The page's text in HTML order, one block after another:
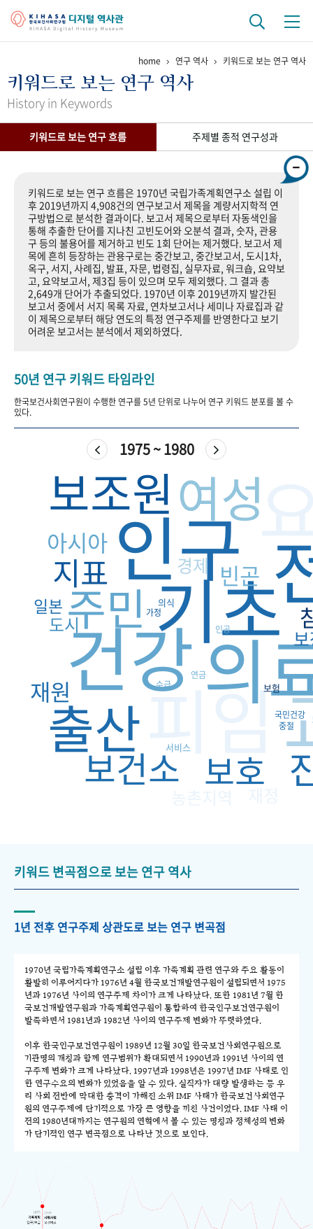
걸어온 길 기관 변천사 역대 기관장
연구 역사
기록물 아카이브
사진 아카이브 문서 기록물 행정박물 영상 기록물
+1주년 기념
성과 50선 숫자로 보는 50년 50+1주년 광장
세계와 함께 한 KIHASA
VR 역사관
home 연구 역사 키워드로 보는 연구 역사
키워드로 보는 연구 역사
History in Keywords
키워드로 보는 연구 흐름 주제별 종적 연구성과
키워드로 보는 연구 흐름은 1970년 국립가족계획연구소 설립 이
후 2019년까지 4,908건의 연구보고서 제목을 계량서지학적 연
구방법으로 분석한 결과이다. 보고서 제목으로부터 자동색인을
통해 추출한 단어를 지나친 고빈도어와 오분석 결과, 숫자, 관용
구 등의 불용어를 제거하고 빈도 1회 단어는 제거했다. 보고서 제
목에 흔히 등장하는 관용구로는 중간보고, 중간보고서, 도시1차,
옥구, 서지, 사례집, 발표, 자문, 법령집, 실무자료, 워크숍, 요약보
고, 요약보고서, 제3집 등이 있으며 모두 제외했다. 그 결과 총
2,649개 단어가 추출되었다. 1970년 이후 2019년까지 발간된
보고서 중에서 서지 목록 자료, 연차보고서나 세미나 자료집과 같
이 제목으로부터 해당 연도의 특정 연구주제를 반영한다고 보기
어려운 보고서는 분석에서 제외하였다.
50년 연구 키워드 타임라인
한국보건사회연구원이 수행한 연구를 5년 단위로 나누어 연구 키워드 분포를 볼 수
있다.
1975 ~ 1980
인구
의
기초
피임
건강
출산
여성
보조원
주민
보건소 보호
지표
아시아
빈곤
재원
경제
도시
일본
서비스
보험
의식
가정
연금
국민건강
수급
인공
중절
키워드 변곡점으로 보는 연구 역사
1년 전후 연구주제 상관도로 보는 연구 변곡점
1970년 국립가족계획연구소 설립 이후 가족계획 관련 연구와 주요 활동이
활발히 이루어지다가 1976년 4월 한국보건개발연구원이 설립되면서 1975
년과 1976년 사이의 연구주제 차이가 크게 나타났다. 또한 1981년 7월 한
국보건개발연구원과 가족계획연구원이 통합하여 한국인구보건연구원이
발족하면서 1981년과 1982년 사이의 연구주제 변화가 뚜렷하였다.
이후 한국인구보건연구원이 1989년 12월 30일 한국보건사회연구원으로
기관명의 개칭과 함께 연구범위가 확대되면서 1990년과 1991년 사이의 연
구주제 변화가 크게 나타났다. 1997년과 1998년은 1997년 IMF 사태로 인
한 연구수요의 변화가 있었음을 알 수 있다. 실직자가 대량 발생하는 등 우
리 사회 전반에 막대한 충격이 가해진 소위 IMF 사태가 한국보건사회연구
원의 연구주제에 단기적으로 가장 큰 영향을 끼친 사건이었다. IMF 사태 이
전의 1980년대까지는 연구원의 연혁에서 볼 수 있는 명칭과 정체성의 변화
가 단기적인 연구 변곡점으로 나타난 것으로 보인다.